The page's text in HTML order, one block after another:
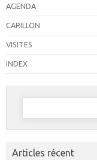
AGENDA
CARILLON
VISITES
INDEX
Rechercher :
Articles récent